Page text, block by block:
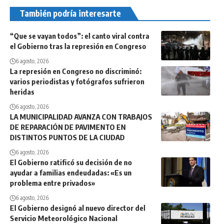
También podría interesarte
“Que se vayan todos”: el canto viral contra
el Gobierno tras la represión en Congreso
6 agosto, 2026
La represión en Congreso no discriminó:
varios periodistas y fotógrafos sufrieron
heridas
6 agosto, 2026
LA MUNICIPALIDAD AVANZA CON TRABAJOS
DE REPARACIÓN DE PAVIMENTO EN
DISTINTOS PUNTOS DE LA CIUDAD
6 agosto, 2026
El Gobierno ratificó su decisión de no
ayudar a familias endeudadas: «Es un
problema entre privados»
6 agosto, 2026
El Gobierno designó al nuevo director del
Servicio Meteorológico Nacional